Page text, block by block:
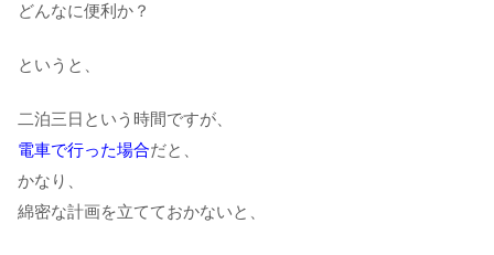
どんなに便利か？
というと、
二泊三日という時間ですが、
電車で行った場合だと、
かなり、
綿密な計画を立てておかないと、